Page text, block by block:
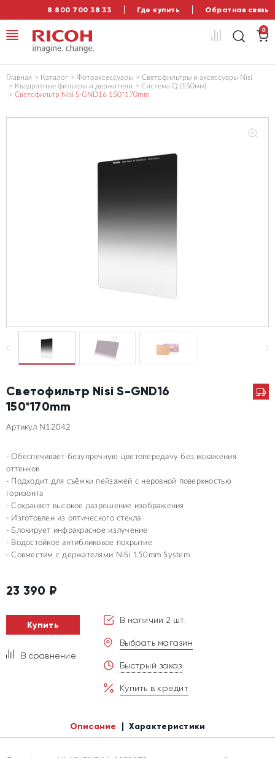
8 800 700 38 33 Где купить Обратная связь
0
Главная Каталог Фотоаксессуары
Светофильтры и аксессуары Nisi
Квадратные фильтры и держатели
Система Q (150мм)
Светофильтр Nisi S-GND16 150*170mm
Светофильтр Nisi S-GND16
150*170mm
Артикул N12042
Обеспечивает безупречную цветопередачу без искажения
оттенков
Подходит для съёмки пейзажей с неровной поверхностью
горизонта
Сохраняет высокое разрешение изображения
Изготовлен из оптического стекла
Блокирует инфракрасное излучение
Водостойкое антибликовое покрытие
Совместим с держателями NiSi 150mm System
23 390 ₽
Купить
В сравнение
В наличии 2 шт.
Выбрать магазин
Быстрый заказ
Купить в кредит
Описание Характеристики